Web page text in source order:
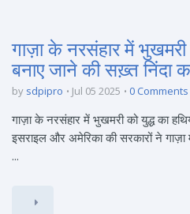
गाज़ा के नरसंहार में भुखमरी
बनाए जाने की सख़्त निंदा
by sdpipro Jul 05 2025 0 Comments
गाज़ा के नरसंहार में भुखमरी को युद्ध का
इसराइल और अमेरिका की सरकारों ने
...